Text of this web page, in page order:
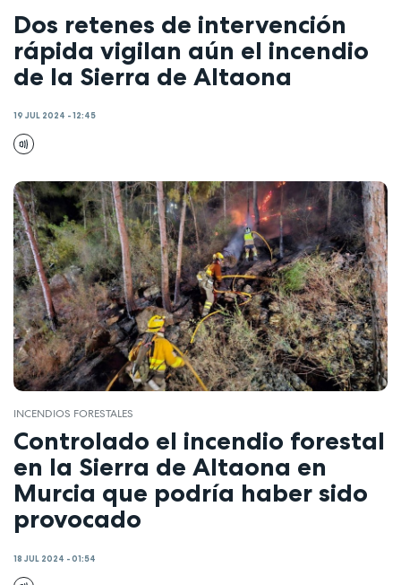
Dos retenes de intervención
rápida vigilan aún el incendio
de la Sierra de Altaona
19 JUL 2024 - 12:45
INCENDIOS FORESTALES
Controlado el incendio forestal
en la Sierra de Altaona en
Murcia que podría haber sido
provocado
18 JUL 2024 - 01:54